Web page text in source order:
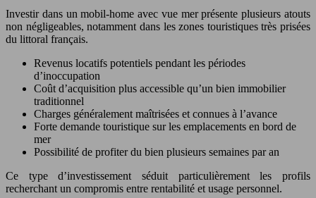
Investir dans un mobil-home avec vue mer présente plusieurs atouts
non négligeables, notamment dans les zones touristiques très prisées
du littoral français.
Revenus locatifs potentiels pendant les périodes
d’inoccupation
Coût d’acquisition plus accessible qu’un bien immobilier
traditionnel
Charges généralement maîtrisées et connues à l’avance
Forte demande touristique sur les emplacements en bord de
mer
Possibilité de profiter du bien plusieurs semaines par an
Ce type d’investissement séduit particulièrement les profils
recherchant un compromis entre rentabilité et usage personnel.